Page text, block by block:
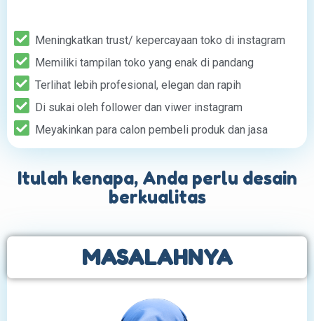
Meningkatkan trust/ kepercayaan toko di instagram
Memiliki tampilan toko yang enak di pandang
Terlihat lebih profesional, elegan dan rapih
Di sukai oleh follower dan viwer instagram
Meyakinkan para calon pembeli produk dan jasa
Itulah kenapa, Anda perlu desain
berkualitas
MASALAHNYA